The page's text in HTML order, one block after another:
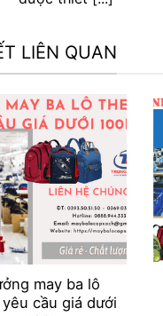
LIÊN QUAN
may ba lô
cầu giá dưới